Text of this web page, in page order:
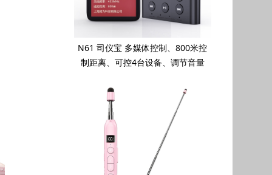
N61 司仪宝 多媒体控制、800米控
制距离、可控4台设备、调节音量